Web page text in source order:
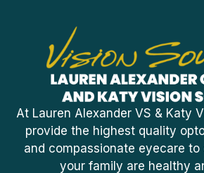
At Lauren Alexander VS & Katy
provide the highest quality
and compassionate eyecare to
your family are healthy